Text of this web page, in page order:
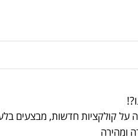
על קולקציות חדשות, מבצעים
ומהירה